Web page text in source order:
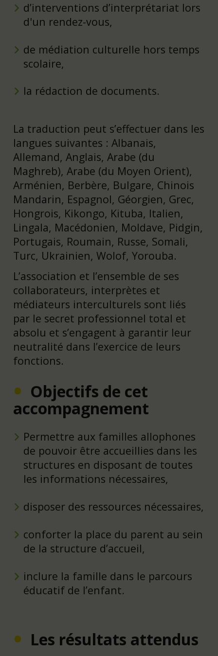
d’interventions d’interprétariat lors
d'un rendez-vous,
de médiation culturelle hors temps
scolaire,
la rédaction de documents.
La traduction peut s’effectuer dans les
langues suivantes : Albanais,
Allemand, Anglais, Arabe (du
Maghreb), Arabe (du Moyen Orient),
Arménien, Berbère, Bulgare, Chinois
Mandarin, Espagnol, Géorgien, Grec,
Hongrois, Kikongo, Kituba, Italien,
Lingala, Macédonien, Moldave, Pidgin,
Portugais, Roumain, Russe, Somali,
Turc, Ukrainien, Wolof, Yorouba.
L’association et l’ensemble de ses
collaborateurs, interprètes et
médiateurs interculturels sont liés
par le secret professionnel total et
absolu et s’engagent à garantir leur
neutralité dans l’exercice de leurs
fonctions.
Objectifs de cet
accompagnement
Permettre aux familles allophones
de pouvoir être accueillies dans les
structures en disposant de toutes
les informations nécessaires,
disposer des ressources nécessaires,
conforter la place du parent au sein
de la structure d’accueil,
inclure la famille dans le parcours
éducatif de l’enfant.
Les résultats attendus